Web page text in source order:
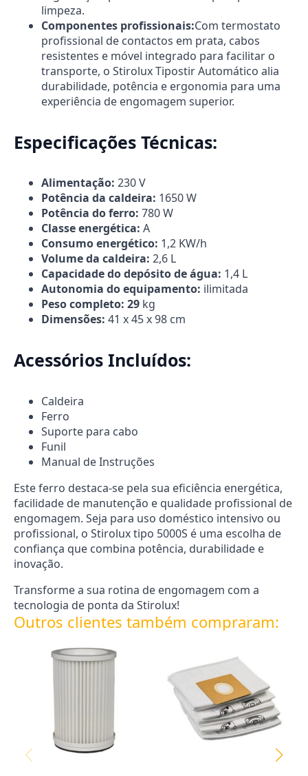
limpeza.
Componentes profissionais:Com termostato
profissional de contactos em prata, cabos
resistentes e móvel integrado para facilitar o
transporte, o Stirolux Tipostir Automático alia
durabilidade, potência e ergonomia para uma
experiência de engomagem superior.
Especificações Técnicas:
Alimentação: 230 V
Potência da caldeira: 1650 W
Potência do ferro: 780 W
Classe energética: A
Consumo energético: 1,2 KW/h
Volume da caldeira: 2,6 L
Capacidade do depósito de água: 1,4 L
Autonomia doequipamento: ilimitada
Peso completo: 29 kg
Dimensões: 41 x 45 x 98 cm
Acessórios Incluídos:
Caldeira
Ferro
Suporte para cabo
Funil
Manual de Instruções
Este ferro destaca-se pela sua eficiência energética,
facilidade de manutenção e qualidade profissional de
engomagem. Seja para uso doméstico intensivo ou
profissional, o Stirolux tipo 5000S é uma escolha de
confiança que combina potência, durabilidade e
inovação.
Transforme a sua rotina de engomagem com a
tecnologia de ponta da Stirolux!
Outros clientes também compraram: